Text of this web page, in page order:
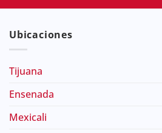
Ubicaciones
Tijuana
Ensenada
Mexicali